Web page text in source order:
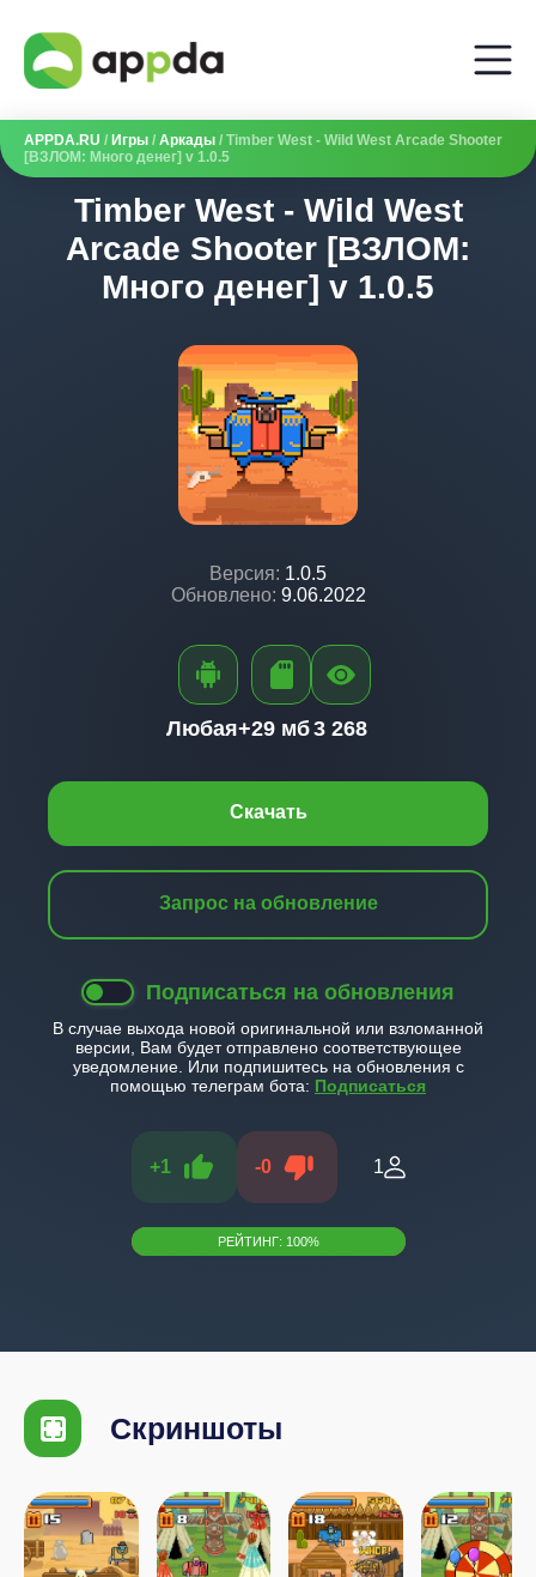
APPDA.RU / Игры / Аркады / Timber West - Wild West Arcade Shooter
[ВЗЛОМ: Много денег] v 1.0.5
Timber West - Wild West
Arcade Shooter [ВЗЛОМ:
Много денег] v 1.0.5
Версия: 1.0.5
Обновлено: 9.06.2022
Скачать
Запрос на обновление
Подписаться на обновления
В случае выхода новой оригинальной или взломанной
версии, Вам будет отправлено соответствующее
уведомление. Или подпишитесь на обновления с
помощью телеграм бота: Подписаться
+1 -0 1
РЕЙТИНГ: 100%
Любая+29 мб3 268
Скриншоты